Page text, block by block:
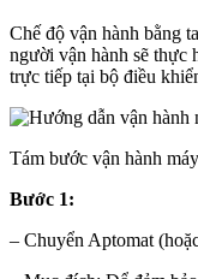
Chế độ vận hành bằng
người vận hành sẽ thực
trực tiếp tại bộ điều
Tám bước vận hành
Bước 1:
– Chuyển Aptomat